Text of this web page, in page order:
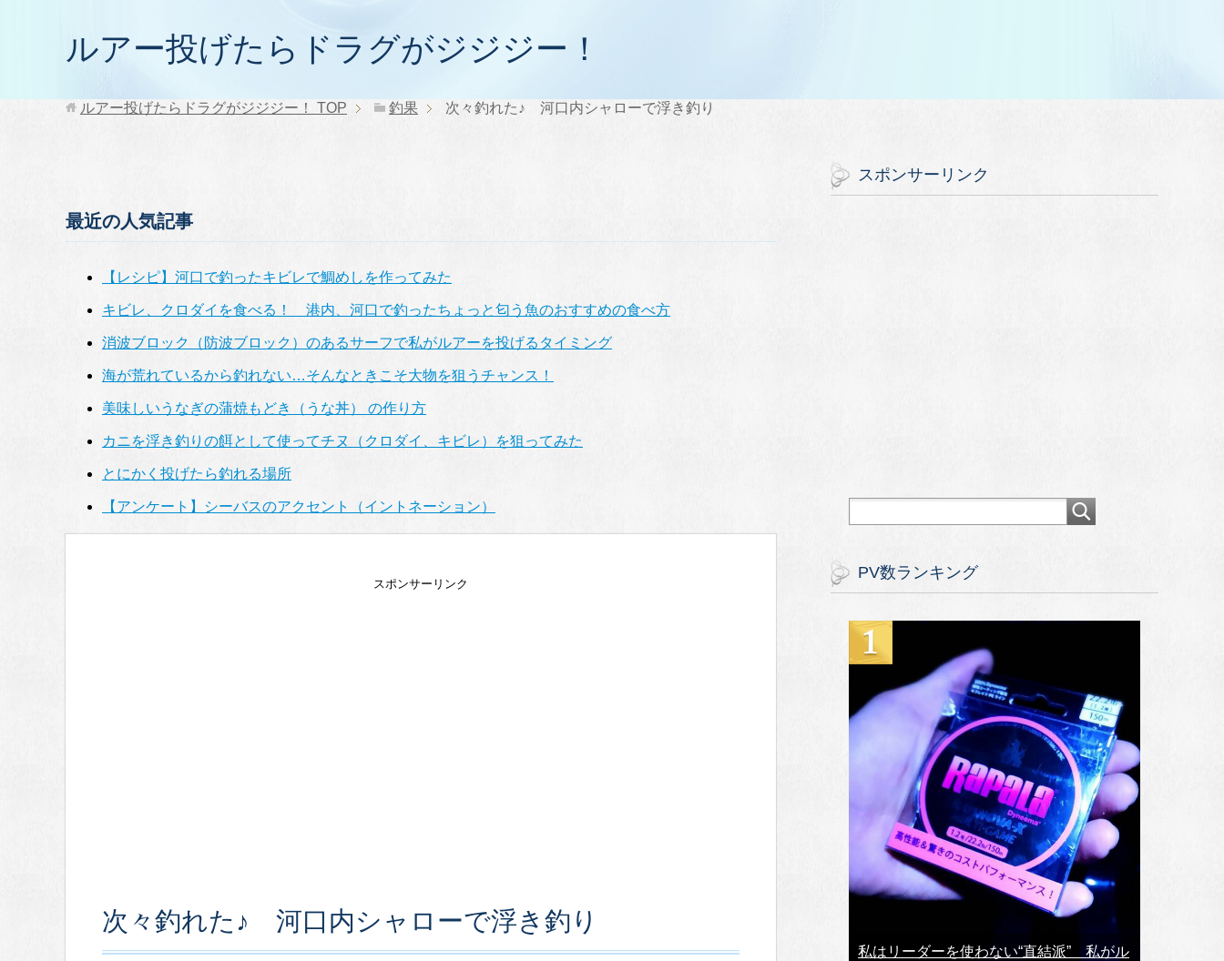
ルアー投げたらドラグがジジジー！
ルアー投げたらドラグがジジジー！ TOP 釣果 次々釣れた♪ 河口内シャローで浮き釣り
最近の人気記事
【レシピ】河口で釣ったキビレで鯛めしを作ってみた
キビレ、クロダイを食べる！ 港内、河口で釣ったちょっと匂う魚のおすすめの食べ方
消波ブロック（防波ブロック）のあるサーフで私がルアーを投げるタイミング
海が荒れているから釣れない…そんなときこそ大物を狙うチャンス！
美味しいうなぎの蒲焼もどき（うな丼） の作り方
カニを浮き釣りの餌として使ってチヌ（クロダイ、キビレ）を狙ってみた
とにかく投げたら釣れる場所
【アンケート】シーバスのアクセント（イントネーション）
スポンサーリンク
次々釣れた♪ 河口内シャローで浮き釣り
スポンサーリンク
PV数ランキング
私はリーダーを使わない“直結派” 私がル